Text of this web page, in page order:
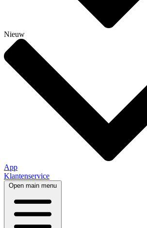
Nieuw
App
Klantenservice
Open main menu